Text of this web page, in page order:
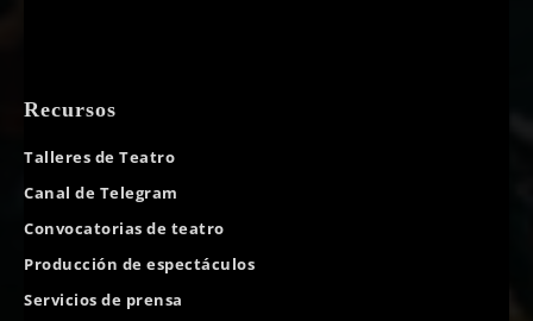
Recursos
Talleres de Teatro
Canal de Telegram
Convocatorias de teatro
Producción de espectáculos
Servicios de prensa